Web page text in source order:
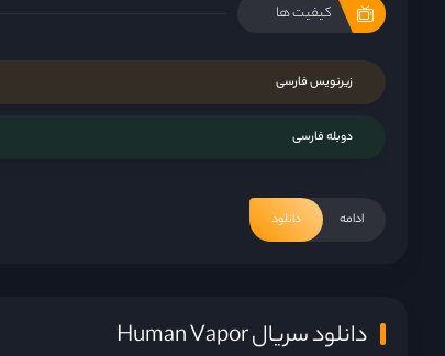
کیفیت ها
زیرنویس فارسی
دوبله فارسی
ادامه دانلود
دانلود سریال Human Vapor